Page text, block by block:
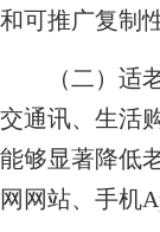
和可推广复制
（二）适老
交通讯、生活
能够显著降低
网网站、手机